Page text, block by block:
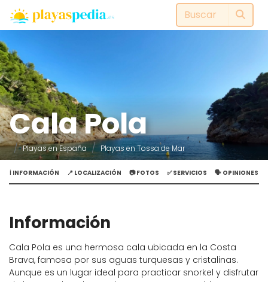
Cala Pola
Playas en España Playas en Tossa de Mar
ℹ️ INFORMACIÓN 📍 LOCALIZACIÓN 📷 FOTOS ✅ SERVICIOS 🗣️ OPINIONES
Información
Cala Pola es una hermosa cala ubicada en la Costa
Brava, famosa por sus aguas turquesas y cristalinas.
Aunque es un lugar ideal para practicar snorkel y disfrutar